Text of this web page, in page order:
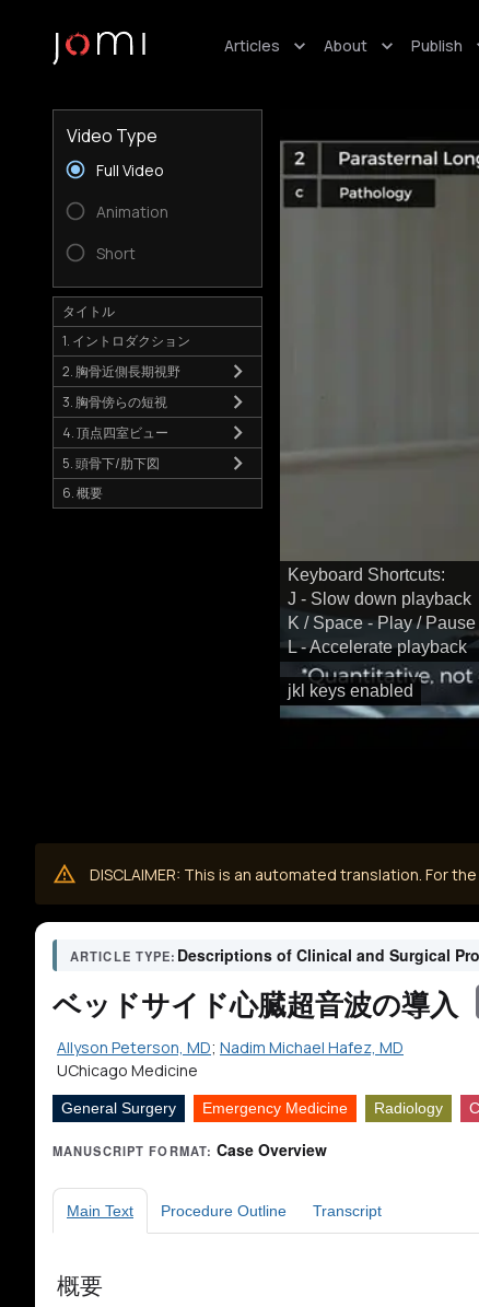
Articles About Publish
jkl keys enabled
Keyboard Shortcuts:
J - Slow down playback
K / Space - Play / Pause
L - Accelerate playback
Video Type
Full Video
Animation
Short
タイトル
1. イントロダクション
2. 胸骨近側長期視野
3. 胸骨傍らの短視
4. 頂点四室ビュー
5. 頭骨下/肋下図
6. 概要
DISCLAIMER: This is an automated translation. For
ARTICLE TYPE: Descriptions of Clinical and Surgical
ベッドサイド心臓超音波の導入
Allyson Peterson, MD; Nadim Michael Hafez, MD
UChicago Medicine
General Surgery Emergency Medicine Radiology
MANUSCRIPT FORMAT: Case Overview
Main Text Procedure Outline Transcript
概要